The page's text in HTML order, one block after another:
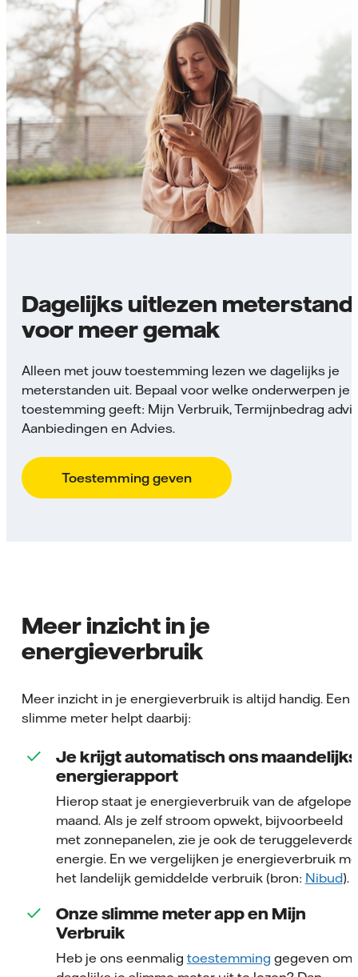
Dagelijks uitlezen
voor meer gemak
Alleen met jouw toestemming lezen we dagelijks je
meterstanden uit. Bepaal voor welke onderwerpen je
toestemming geeft: Mijn Verbruik, Termijnbedrag
Aanbiedingen en Advies.
Toestemming geven
Meer inzicht in je
energieverbruik
Meer inzicht in je energieverbruik is altijd handig. Een
slimme meter helpt daarbij:
Je krijgt automatisch ons maandelijks
energierapport
Hierop staat je energieverbruik van de
maand. Als je zelf stroom opwekt, bijvoorbeeld
met zonnepanelen, zie je ook de teruggeleverde
energie. En we vergelijken je energieverbruik
het landelijk gemiddelde verbruik (bron: Nibud).
Onze slimme meter app en Mijn
Verbruik
Heb je ons eenmalig toestemming gegeven om